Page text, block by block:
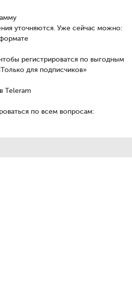
уточняются. Уже сейчас можно:
регистрироватся по выгодным
для подписчиков»
Teleram
по всем вопросам: